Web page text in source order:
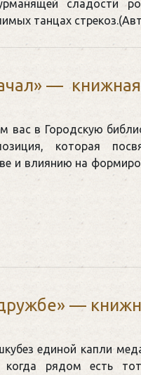
сладости
танцах
— книжная
вас в Городскую
которая
и влиянию на
—
единой капли
когда рядом есть